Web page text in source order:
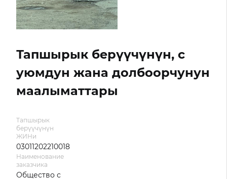
Тапшырык берүүчүнүн, с
уюмдун жана долбоорчунун
маалыматтары
Тапшырык
берүүчүнүн
ЖИНи
03011202210018
Наименование
заказчика
Общество с